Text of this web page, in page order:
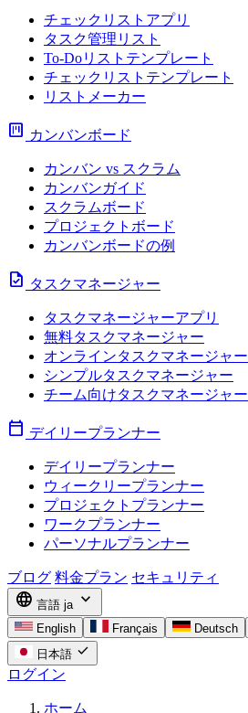
チェックリストアプリ
タスク管理リスト
To-Doリストテンプレート
チェックリストテンプレート
リストメーカー
view_kanban カンバンボード
カンバン vs スクラム
カンバンガイド
スクラムボード
プロジェクトボード
カンバンボードの例
task タスクマネージャー
タスクマネージャーアプリ
無料タスクマネージャー
オンラインタスクマネージャー
シンプルタスクマネージャー
チーム向けタスクマネージャー
calendar_today デイリープランナー
デイリープランナー
ウィークリープランナー
プロジェクトプランナー
ワークプランナー
パーソナルプランナー
ブログ 料金プラン セキュリティ
language 言語 ja expand_more
English Français Deutsch
日本語 check
ログイン
ホーム